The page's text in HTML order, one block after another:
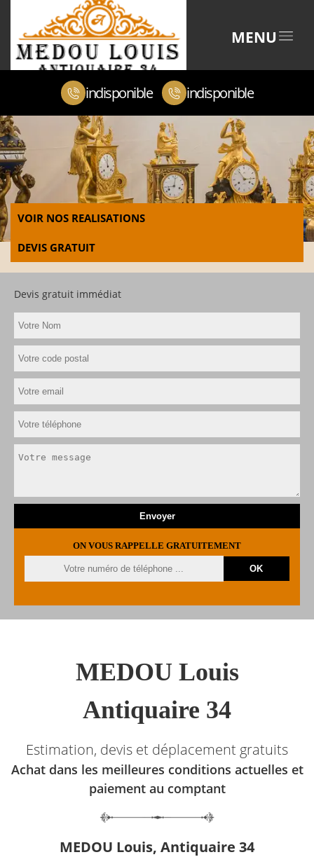
MENU
indisponible indisponible
VOIR NOS REALISATIONS
DEVIS GRATUIT
Devis gratuit immédiat
ON VOUS RAPPELLE GRATUITEMENT
MEDOU Louis
Antiquaire 34
Estimation, devis et déplacement gratuits
Achat dans les meilleures conditions actuelles et
paiement au comptant
MEDOU Louis, Antiquaire 34